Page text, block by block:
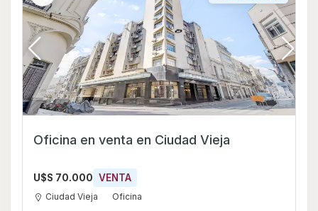
Oficina en venta en Ciudad Vieja
U$S 70.000 VENTA
Ciudad Vieja Oficina